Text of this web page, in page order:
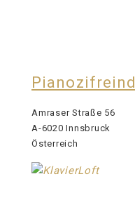
Pianozifreind
Amraser Straße 56
A-6020 Innsbruck
Österreich